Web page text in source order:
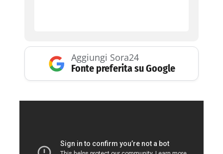
Aggiungi Sora24
Fonte preferita su Google